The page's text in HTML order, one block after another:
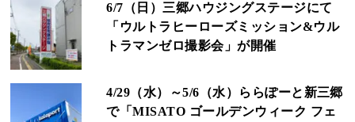
6/7（日）三郷ハウジングステージにて
「ウルトラヒーローズミッション&ウル
トラマンゼロ撮影会」が開催
4/29（水）～5/6（水）ららぽーと新三郷
で「MISATO ゴールデンウィーク フェ